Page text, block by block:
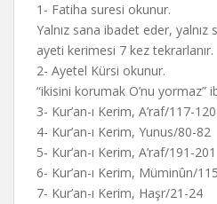
1- Fatiha suresi okunur.
Yalnız sana ibadet eder, yalnız
ayeti kerimesi 7 kez tekrarlanır.
2- Ayetel Kürsi okunur.
“ikisini korumak O’nu yormaz”
3- Kur’an-ı Kerim, A’raf/117-120
4- Kur’an-ı Kerim, Yunus/80-82
5- Kur’an-ı Kerim, A’raf/191-201
6- Kur’an-ı Kerim, Müminûn/
7- Kur’an-ı Kerim, Haşr/21-24